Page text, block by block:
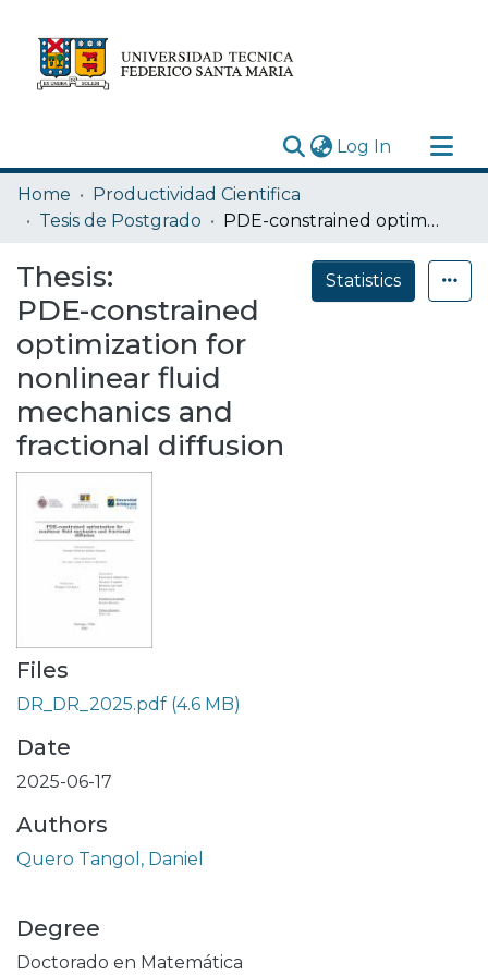
Log In (current)
Research Outputs
Statistics
Depósito
Home
Productividad Cientifica
Tesis de Postgrado
PDE-constrained optimization for nonlinear fluid mechanics and fractional diffusion
Thesis:
PDE-constrained
optimization for
nonlinear fluid
mechanics and
fractional diffusion
Statistics
Files
DR_DR_2025.pdf (4.6 MB)
Date
2025-06-17
Authors
Quero Tangol, Daniel
Degree
Doctorado en Matemática